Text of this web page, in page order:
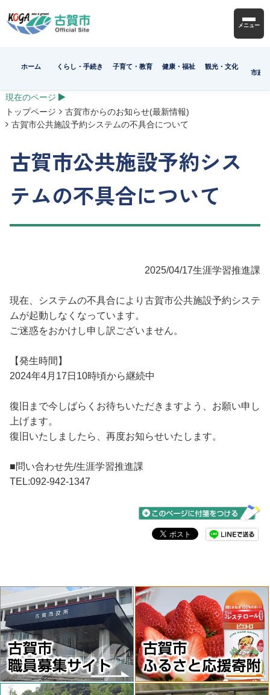
メニュー
ホーム くらし・手続き 子育て・教育 健康・福祉
観光・文化
市政
現在のページ
トップページ
古賀市からのお知らせ(最新情報)
古賀市公共施設予約システムの不具合について
古賀市公共施設予約シス
テムの不具合について
2025/04/17生涯学習推進課
現在、システムの不具合により古賀市公共施設予約システ
ムが起動しなくなっています。
ご迷惑をおかけし申し訳ございません。
【発生時間】
2024年4月17日10時頃から継続中
復旧まで今しばらくお待ちいただきますよう、お願い申し
上げます。
復旧いたしましたら、再度お知らせいたします。
■問い合わせ先/生涯学習推進課
TEL:092-942-1347